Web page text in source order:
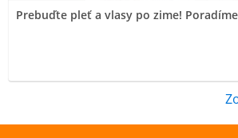
Prebuďte pleť a vlasy po zime!